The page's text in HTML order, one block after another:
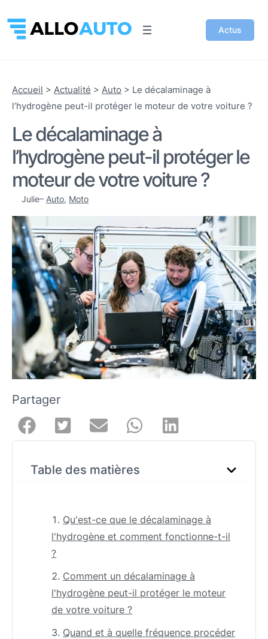
Actus
Accueil > Actualité > Auto > Le décalaminage à
l’hydrogène peut-il protéger le moteur de votre voiture ?
Le décalaminage à
l’hydrogène peut-il protéger le
moteur de votre voiture ?
Julie– Auto, Moto
Partager
Table des matières
Qu'est-ce que le décalaminage à
l'hydrogène et comment fonctionne-t-il
?
Comment un décalaminage à
l'hydrogène peut-il protéger le moteur
de votre voiture ?
Quand et à quelle fréquence procéder